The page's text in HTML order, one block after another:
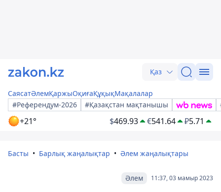
Қаз
СаясатӘлемҚаржыОқиғаҚұқықМақалалар
#Референдум-2026
#Қазақстан мақтанышы
+21° $469.93 €541.64 ₽5.71
Басты Барлық жаңалықтар Әлем жаңалықтары
11:37, 03 мамыр 2023
Әлем